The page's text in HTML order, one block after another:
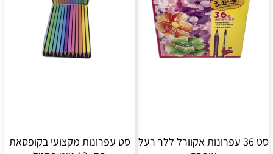
סט 36 עפרונות אקוורל ללר רעל סט עפרונות מקצועי בקופסאת